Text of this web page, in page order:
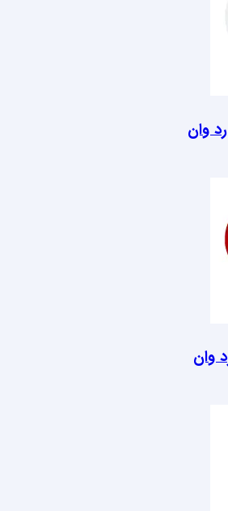
وان
وان